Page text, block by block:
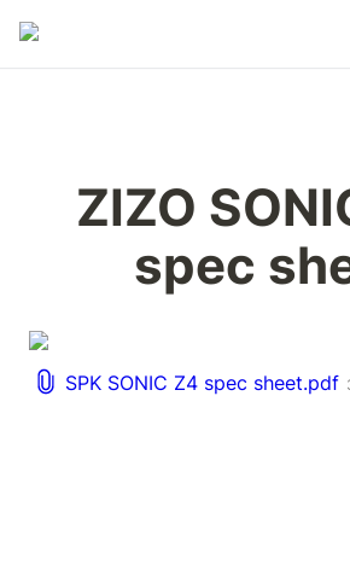
ZIZO
spec
SPK SONIC Z4 spec sheet.pdf